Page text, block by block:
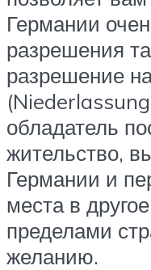
Германии
разрешения
разрешение
обладатель
жительство,
Германии и
места в
пределами
желанию.